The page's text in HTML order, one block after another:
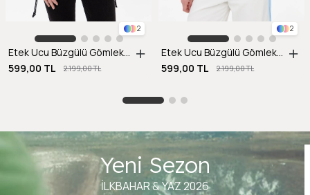
2
Etek Ucu Büzgülü Gömlek-SİYAH
599,00 TL
2.199,00 TL
2
Etek Ucu Büzgülü Gömlek-A.MAVI
599,00 TL
2.199,00 TL
Yeni Sezon
İLKBAHAR & YAZ 2026